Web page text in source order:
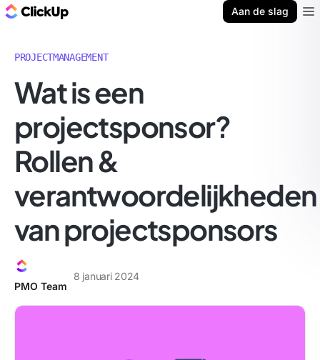
Aan de slag
PROJECTMANAGEMENT
Wat is een
projectsponsor?
Rollen &
verantwoordelijkheden
van projectsponsors
PMO Team
8 januari 2024